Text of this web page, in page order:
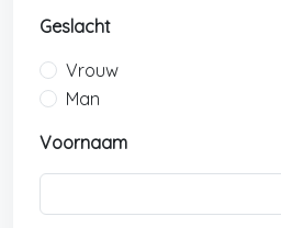
Geslacht
Vrouw
Man
Voornaam